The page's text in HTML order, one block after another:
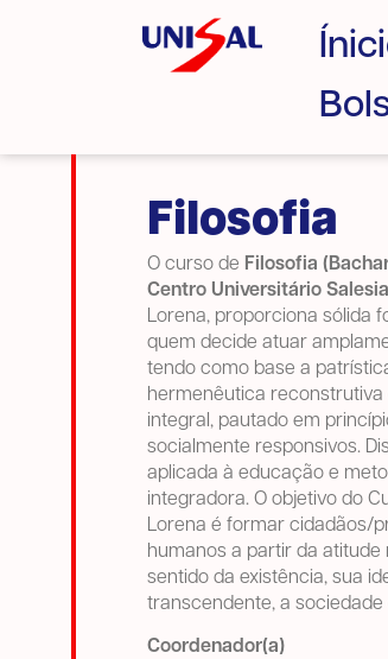
Filosofia
O curso de Filosofia
Centro Universitário
Lorena, proporciona sólida
quem decide atuar
tendo como base a
hermenêutica reconstrutiva
integral, pautado em
socialmente responsivos.
aplicada à educação e
integradora. O objetivo do
Lorena é formar cidadãos/
humanos a partir da atitude
sentido da existência, sua
transcendente, a sociedade
Coordenador(a)